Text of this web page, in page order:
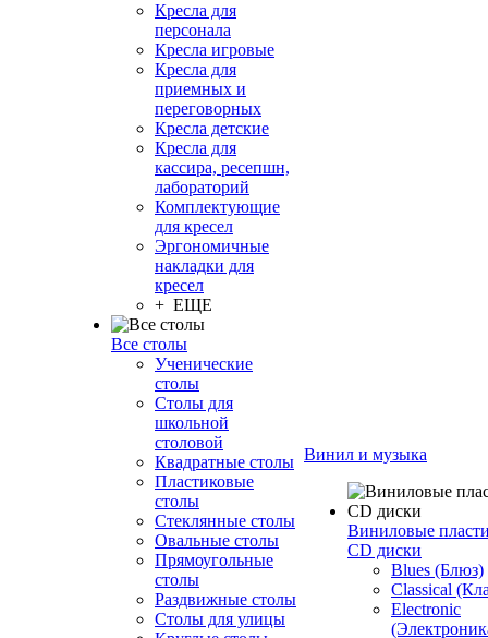
Кресла для
персонала
Кресла игровые
Кресла для
приемных и
переговорных
Кресла детские
Кресла для
кассира, ресепшн,
лабораторий
Комплектующие
для кресел
Эргономичные
накладки для
кресел
+ ЕЩЕ
Все столы
Ученические
столы
Столы для
школьной
столовой
Квадратные столы
Пластиковые
столы
Стеклянные столы
Овальные столы
Прямоугольные
столы
Раздвижные столы
Столы для улицы
Винил и музыка
Виниловые
CD диски
Blues (Блюз)
Classical
Electronic